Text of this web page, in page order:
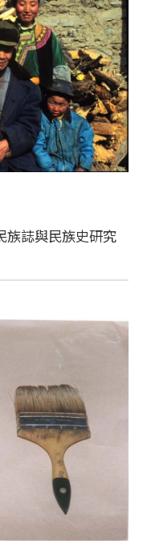
族誌與民族史研究